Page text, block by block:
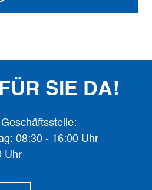
SIE DA!
08:30 - 16:00 Uhr
Uhr